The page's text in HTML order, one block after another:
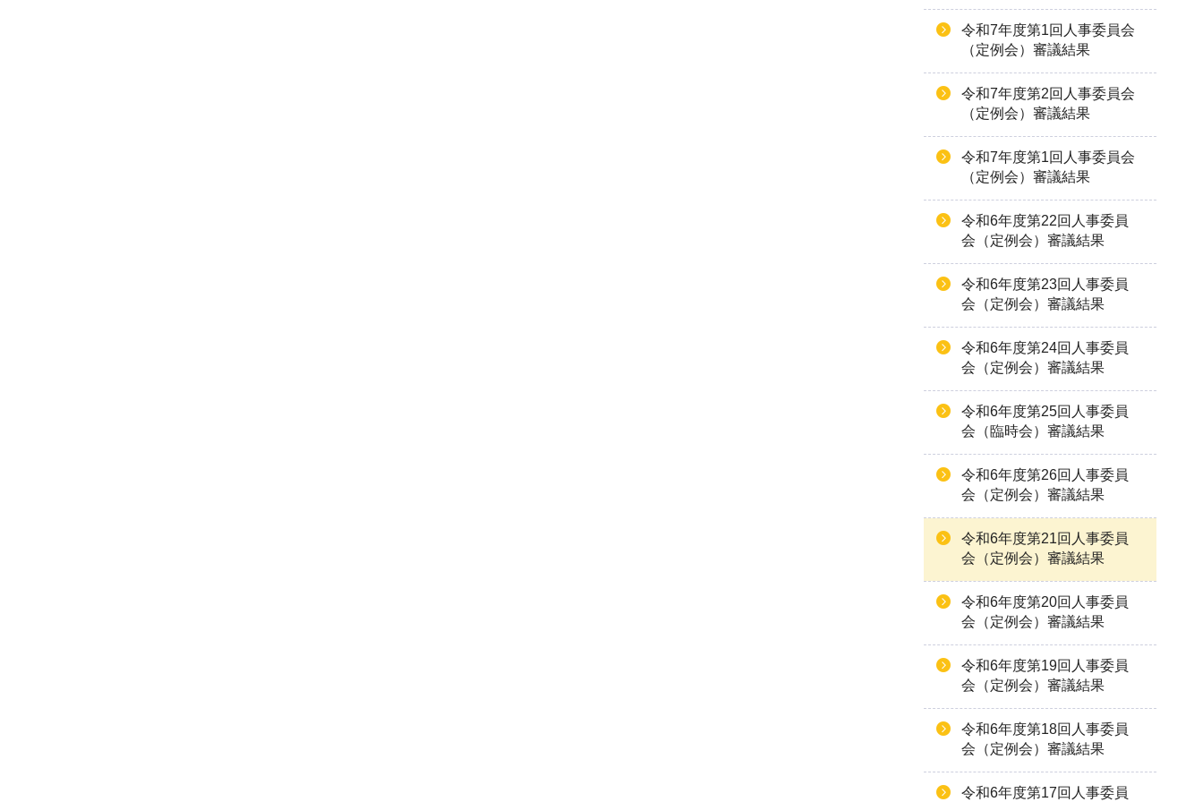
令和7年度第1回人事委員会
（定例会）審議結果
令和7年度第2回人事委員会
（定例会）審議結果
令和7年度第1回人事委員会
（定例会）審議結果
令和6年度第22回人事委員
会（定例会）審議結果
令和6年度第23回人事委員
会（定例会）審議結果
令和6年度第24回人事委員
会（定例会）審議結果
令和6年度第25回人事委員
会（臨時会）審議結果
令和6年度第26回人事委員
会（定例会）審議結果
令和6年度第21回人事委員
会（定例会）審議結果
令和6年度第20回人事委員
会（定例会）審議結果
令和6年度第19回人事委員
会（定例会）審議結果
令和6年度第18回人事委員
会（定例会）審議結果
令和6年度第17回人事委員